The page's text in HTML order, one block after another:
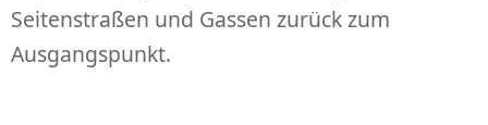
Seitenstraßen und Gassen zurück zum
Ausgangspunkt.